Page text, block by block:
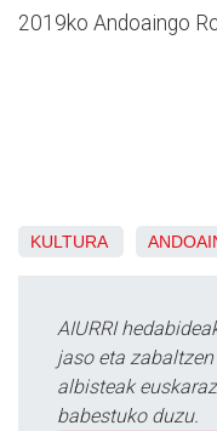
2019ko Andoaingo
KULTURA
AIURRI
jaso eta
albisteak
babestuko duzu.